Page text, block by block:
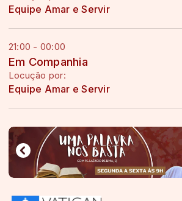
Equipe Amar e Servir
21:00 - 00:00
Em Companhia
Locução por:
Equipe Amar e Servir